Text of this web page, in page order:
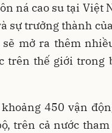
ná cao su tại Việt
sự trưởng thành
mở ra thêm
trên thế giới trong
450 vận
trên cả nước